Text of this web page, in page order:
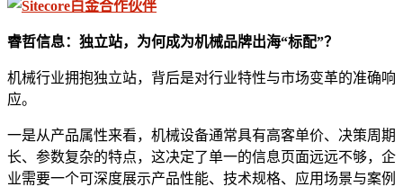
睿哲信息： 独立站，为何成为机械品牌出海“标配”？
机械行业拥抱独立站，背后是对行业特性与市场变革的准确响
应。
一是从产品属性来看，机械设备通常具有高客单价、决策周期
长、参数复杂的特点，这决定了单一的信息页面远远不够，企
业需要一个可深度展示产品性能、技术规格、应用场景与案例